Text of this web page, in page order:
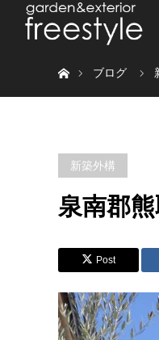
ブログ
新築外構
泉南郡
Post